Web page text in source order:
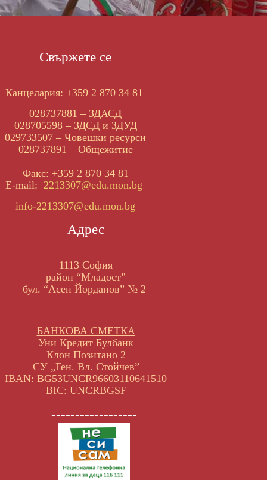
Свържете се
Канцелария: +359 2 870 34 81
028737881 – ЗДАСД
028705598 – ЗДСД и ЗДУД
029733507 – Човешки ресурси
028737891 – Общежитие
Факс: +359 2 870 34 81
E-mail: 2213307@edu.mon.bg
info-2213307@edu.mon.bg
Адрес
1113 София
район “Младост”
бул. “Асен Йорданов” № 2
БАНКОВА СМЕТКА
Уни Кредит Булбанк
Клон Позитано 2
СУ „Ген. Вл. Стойчев”
IBAN: BG53UNCR96603110641510
BIC: UNCRBGSF
------------------